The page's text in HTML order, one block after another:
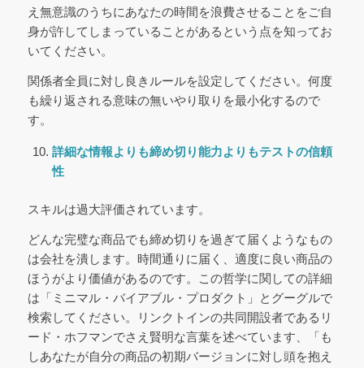
え無意識のうちにあなたの時間を浪費させることをご自
身が許してしまっていることがあるという点を知ってお
いてください。
関係者全員に対し良きルールを設定してください。何度
も繰り返される意味の無いやり取りを最小化するので
す。
詳細な情報よりも締め切り能力よりもテストの信頼
性
スキルは過大評価されています。
どんな完璧な商品でも締め切りを過ぎて届くようなもの
は会社を潰します。時間通りに届く、適度に良い商品の
ほうがより価値があるのです。この哲学に関しての詳細
は「ミニマル・バイアブル・プロダクト」とグーグルで
検索してください。リンクトインの共同開設者であるリ
ード・ホフマンでさえ賢明な言葉を述べています、「も
しあなたが自分の商品の初期バージョンに対し頭を抱え